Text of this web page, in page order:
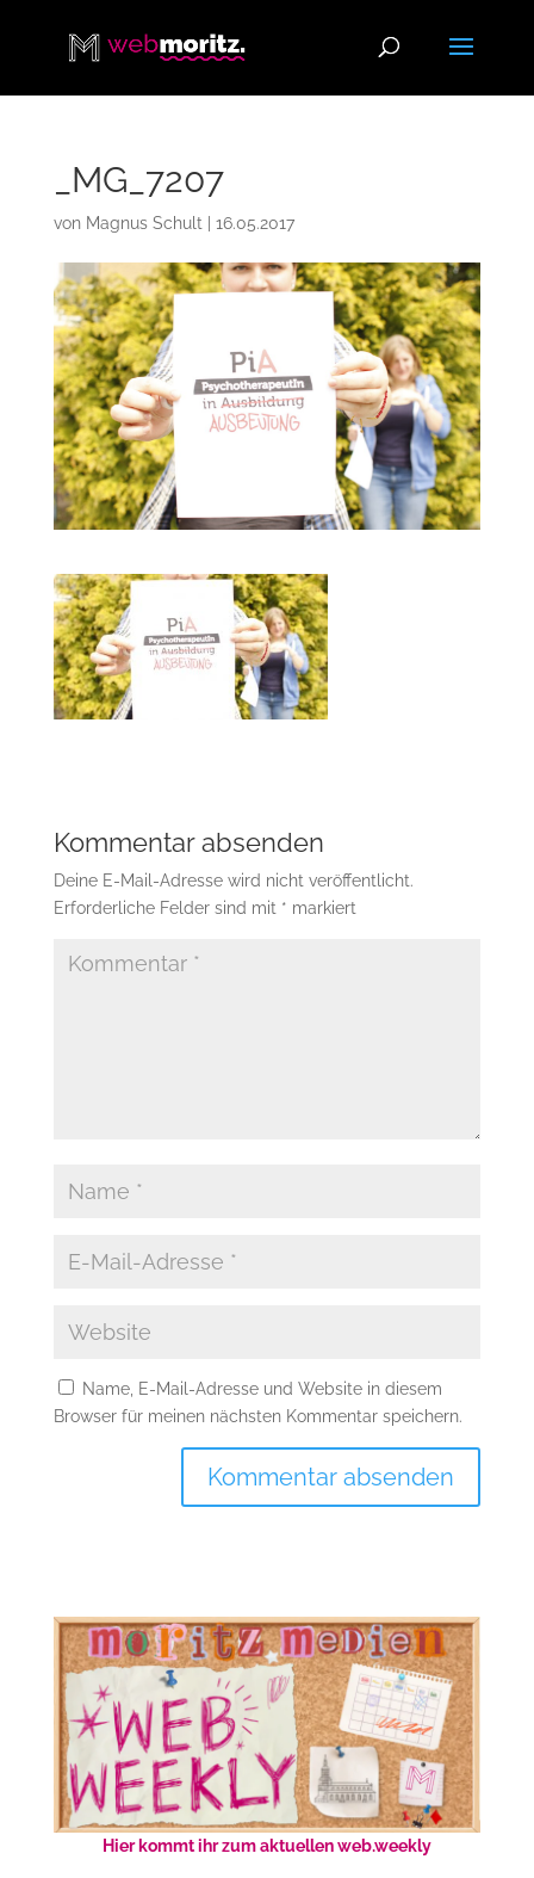
_MG_7207
von Magnus Schult 16.05.2017
Kommentar absenden
Deine E-Mail-Adresse wird nicht veröffentlicht.
Erforderliche Felder sind mit * markiert
Name, E-Mail-Adresse und Website in diesem
Browser für meinen nächsten Kommentar speichern.
Hier kommt ihr zum aktuellen web.weekly